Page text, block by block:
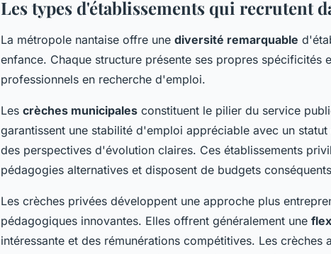
Les types d'établissements qui recrutent
La métropole nantaise offre une diversité remarquable
enfance. Chaque structure présente ses propres spécificités
professionnels en recherche d'emploi.
Les crèches municipales constituent le pilier du service
garantissent une stabilité d'emploi appréciable avec un
des perspectives d'évolution claires. Ces établissements
pédagogies alternatives et disposent de budgets
Les crèches privées développent une approche plus
pédagogiques innovantes. Elles offrent généralement une
intéressante et des rémunérations compétitives. Les crèches